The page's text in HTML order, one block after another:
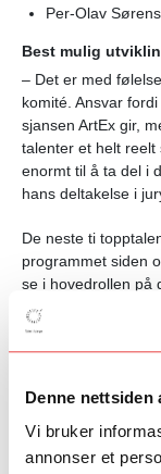
Denne nettsiden
Vi bruker
annonser et
Per-Olav
Best mulig
– Det er med
komité. Ansvar
sjansen ArtEx gir,
talenter et helt reelt
enormt til å ta del i
hans deltakelse i
De neste ti
programmet siden
se i hovedrollen på
oppleve dem
har sett dem i
Norske Teatret og
I ArtEx har de fått
musikere,
regissører,